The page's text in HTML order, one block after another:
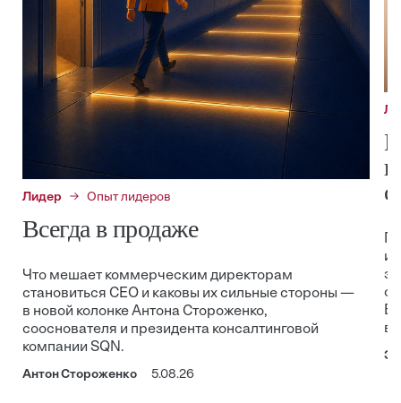
Лидер Опыт лидеров
Всегда в продаже
Что мешает коммерческим директорам
становиться CEO и каковы их сильные стороны —
в новой колонке Антона Стороженко,
сооснователя и президента консалтинговой
компании SQN.
Антон Стороженко 5.08.26
в